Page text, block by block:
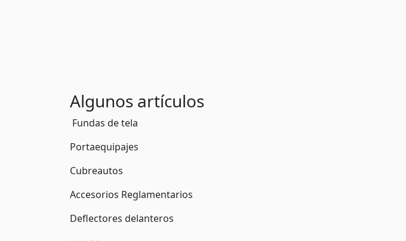
Algunos artículos
Fundas de tela
Portaequipajes
Cubreautos
Accesorios Reglamentarios
Deflectores delanteros